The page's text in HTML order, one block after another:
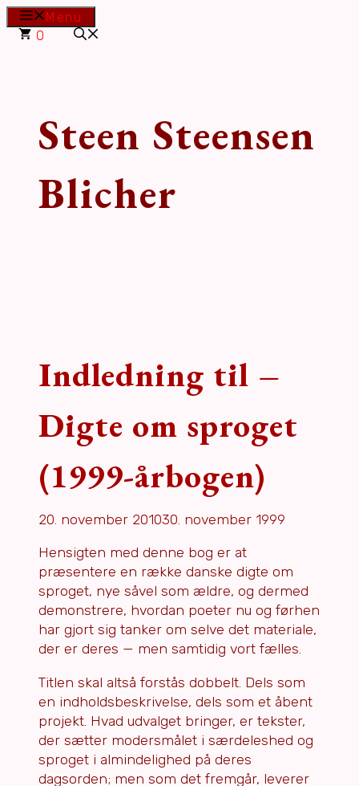
Hop
Menu
0
Steen Steensen
Blicher
Indledning til –
Digte om sproget
(1999-årbogen)
20. november 201030. november 1999
Hensigten med denne bog er at
præsentere en række danske digte om
sproget, nye såvel som ældre, og dermed
demonstrere, hvordan poeter nu og førhen
har gjort sig tanker om selve det materiale,
der er deres — men samtidig vort fælles.
Titlen skal altså forstås dobbelt. Dels som
en indholdsbeskrivelse, dels som et åbent
projekt. Hvad udvalget bringer, er tekster,
der sætter modersmålet i særdeleshed og
sproget i almindelighed på deres
dagsorden; men som det fremgår, leverer